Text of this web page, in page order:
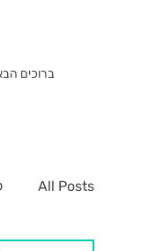
ברוכים
All Posts